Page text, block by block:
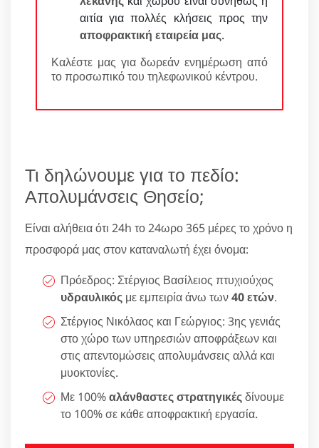
αιτία για πολλές κλήσεις προς την
αποφρακτική εταιρεία μας.
Καλέστε μας για δωρεάν ενημέρωση από
το προσωπικό του τηλεφωνικού κέντρου.
Τι δηλώνουμε για το πεδίο:
Απολυμάνσεις Θησείο;
Είναι αλήθεια ότι 24h το 24ωρο 365 μέρες το χρόνο η
προσφορά μας στον καταναλωτή έχει όνομα:
Πρόεδρος: Στέργιος Βασίλειος πτυχιούχος
υδραυλικός με εμπειρία άνω των40 ετών.
Στέργιος Νικόλαος και Γεώργιος: 3ης γενιάς
στο χώρο των υπηρεσιών αποφράξεων και
στις απεντομώσεις απολυμάνσεις αλλά και
μυοκτονίες.
Με 100%αλάνθαστες στρατηγικέςδίνουμε
το 100% σε κάθε αποφρακτική εργασία.